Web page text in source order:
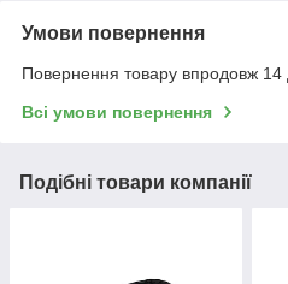
Умови повернення
Повернення товару впродовж 14
Всі умови повернення
Подібні товари компанії